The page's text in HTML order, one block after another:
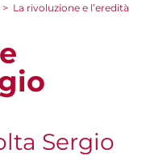
> La rivoluzione e l’eredità
Sergio